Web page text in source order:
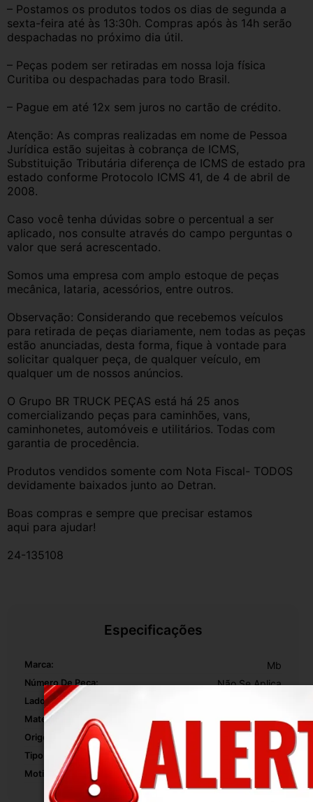
– Postamos os produtos todos os dias de segunda a
sexta-feira até às 13:30h. Compras após às 14h serão
despachadas no próximo dia útil.
– Peças podem ser retiradas em nossa loja física
Curitiba ou despachadas para todo Brasil.
– Pague em até 12x sem juros no cartão de crédito.
Atenção: As compras realizadas em nome de Pessoa
Jurídica estão sujeitas à cobrança de ICMS,
Substituição Tributária diferença de ICMS de estado pra
estado conforme Protocolo ICMS 41, de 4 de abril de
2008.
Caso você tenha dúvidas sobre o percentual a ser
aplicado, nos consulte através do campo perguntas o
valor que será acrescentado.
Somos uma empresa com amplo estoque de peças
mecânica, lataria, acessórios, entre outros.
Observação: Considerando que recebemos veículos
para retirada de peças diariamente, nem todas as peças
estão anunciadas, desta forma, fique à vontade para
solicitar qualquer peça, de qualquer veículo, em
qualquer um de nossos anúncios.
O Grupo BR TRUCK PEÇAS está há 25 anos
comercializando peças para caminhões, vans,
caminhonetes, automóveis e utilitários. Todas com
garantia de procedência.
Produtos vendidos somente com Nota Fiscal- TODOS
devidamente baixados junto ao Detran.
Boas compras e sempre que precisar estamos
aqui para ajudar!
24-135108
Especificações
Marca: Mb
Número De Peça: Não Se Aplica
Lado:
Material: Plástico
Origem: Brasil
Tipo De Veículo: Linha Pesada
Motivo De GTIN Vacío: Outro